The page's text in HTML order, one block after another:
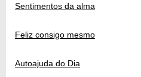
Sentimentos da alma
Feliz consigo mesmo
Autoajuda do Dia